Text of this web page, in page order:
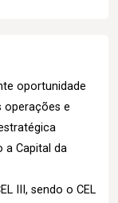
oportunidade
operações e
a Capital da
III, sendo o CEL